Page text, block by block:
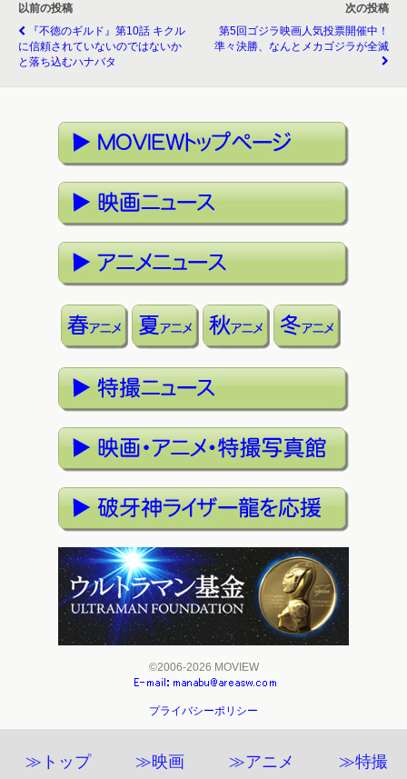
以前の投稿
『不徳のギルド』第10話 キクル
に信頼されていないのではないか
と落ち込むハナバタ
次の投稿
第5回ゴジラ映画人気投票開催中！
準々決勝、なんとメカゴジラが全滅
©2006-2026 MOVIEW
プライバシーポリシー
≫トップ ≫映画 ≫アニメ ≫特撮